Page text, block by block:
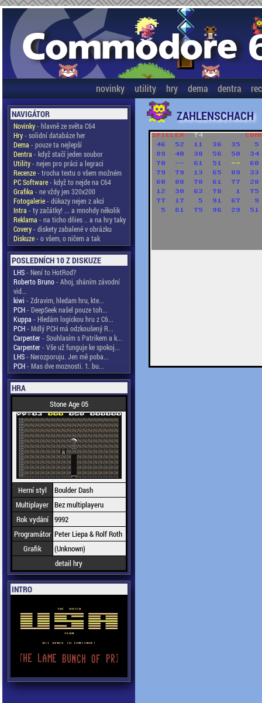
novinky utility hry dema dentra
NAVIGÁTOR
Novinky- hlavně ze světa C64
Hry- solidní databáze her
Dema - pouze ta nejlepší
Dentra - když stačí jeden soubor
Utility- nejen pro práci a legraci
Recenze- trocha textu o všem možném
PC Software- když to nejde na C64
Grafika - ne vždy jen 320x200
Fotogalerie- důkazy nejen z akcí
Intra - ty začátky! ... a mnohdy několik
Reklama - na ticho dňies .. a na hry taky
Covery- diskety zabalené v obrázku
Diskuze- o všem, o ničem a tak
POSLEDNÍCH 10 Z DISKUZE
LHS- Není to HotRod?
Roberto Bruno- Ahoj, sháním závodní
vid...
kiwi - Zdravim, hledam hru, kte...
PCH- DeepSeek našel pouze toh...
Kuppa - Hledám logickou hru z C6...
PCH- Mdlý PCH má odzkoušený R...
Carpenter- Souhlasím s Patrikem a k...
Carpenter- Vše už funguje ke spokoj...
LHS- Nerozporuju. Jen mě poba...
PCH- Mas dve moznosti. 1. bu...
HRA
Stone Age 05
Herní styl
Boulder Dash
Multiplayer Bez multiplayeru
Rok vydání 9992
Programátor Peter Liepa & Rolf Roth
Grafik
(Unknown)
detail hry
INTRO
ZAHLENSCHACH